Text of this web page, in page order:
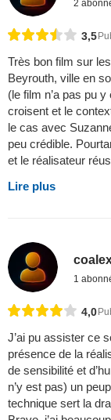
2
3,5
Très bon film sur
Beyrouth, ville en
(le film n’a pas pu
croisent et le
le cas avec
peu crédible.
et le réalisateur
Lire plus
1
4,0
J’ai pu assister ce
présence de la
de sensibilité et
n’y est pas) un
technique sert la